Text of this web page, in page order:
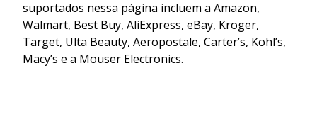
suportados nessa página incluem a Amazon,
Walmart, Best Buy, AliExpress, eBay, Kroger,
Target, Ulta Beauty, Aeropostale, Carter’s, Kohl’s,
Macy’s e a Mouser Electronics.